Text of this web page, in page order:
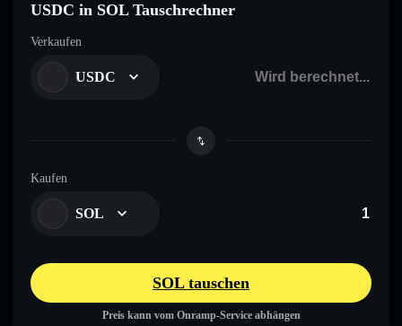
USDC in SOL Tauschrechner
Verkaufen
USDC
Kaufen
SOL
SOL tauschen
Preis kann vom Onramp-Service abhängen